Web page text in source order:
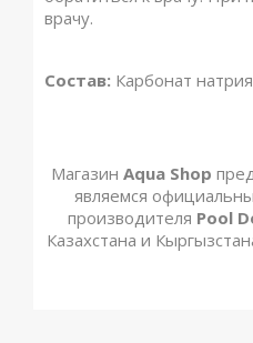
врачу.
Состав: Карбонат
МагазинAqua Shop
являемся
производителя Pool
Казахстана и